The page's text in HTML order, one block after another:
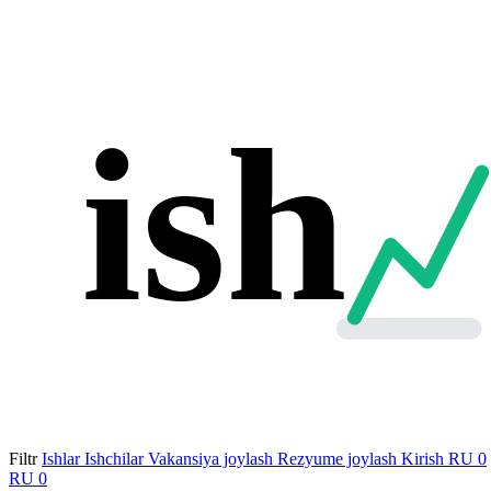
ish
Filtr Ishlar Ishchilar Vakansiya joylash Rezyume joylash Kirish RU 0
RU 0